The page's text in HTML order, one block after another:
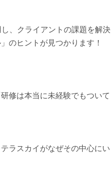
、クライアントの課題を解決
のヒントが見つかります！
修は本当に未経験でもついて
ラスカイがなぜその中心にい